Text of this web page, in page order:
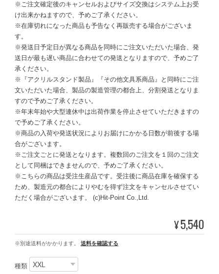
※ご注文確定後のキャンセルおよびサイズ交換はシステム上お受
け出来かねますので、予めご了承ください。
※在庫切れになった商品も予告なく再販売する場合がございま
す。
※発送日予定日が異なる商品を同時にご注文いただいた場合、発
送日が最も遅い商品に合わせての発送となりますので、予めご了
承ください。
※『アクリルスタンド製品』『その他文具系商品』と同時にご注
文いただいた場合、製品の製造管理の都合上、分割発送となりま
すので予めご了承ください。
※年末年始や大型連休中は出荷作業を停止させていただきますの
で予めご了承ください。
※商品の入荷や発送状況によりお届けにかかる日数が前後する場
合がございます。
※ご注文ごとに発送となります。複数回のご注文を１回のご注文
として同梱はできませんので、予めご了承ください。
※こちらの商品は受注生産品です。受注後に商品在庫を確保する
ため、製造元の都合によりやむを得ず注文をキャンセルさせてい
ただく場合がございます。 (c)Hit-Point Co.,Ltd.
¥5,540
※別途送料がかかります。 送料を確認する
種類